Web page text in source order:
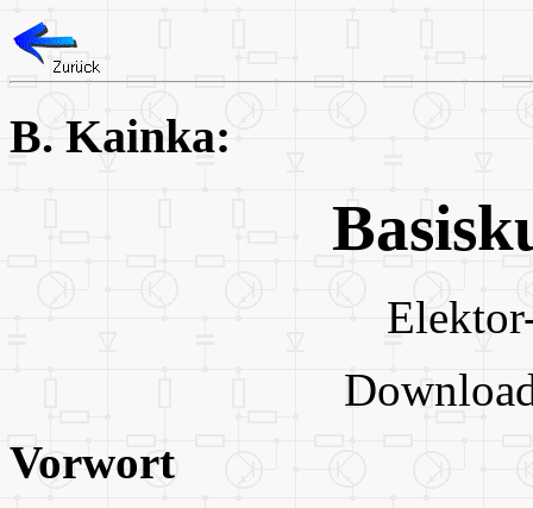
B. Kainka:
Vorwort